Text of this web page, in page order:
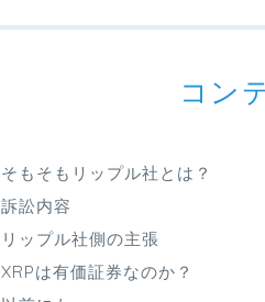
コン
そもそもリップル社とは？
訴訟内容
リップル社側の主張
XRPは有価証券なのか？